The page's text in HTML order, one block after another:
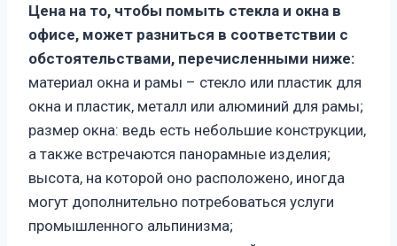
Цена на то, чтобы помыть стекла и окна в
офисе, может разниться в соответствии с
обстоятельствами, перечисленными ниже:
материал окна и рамы – стекло или пластик для
окна и пластик, металл или алюминий для рамы;
размер окна: ведь есть небольшие конструкции,
а также встречаются панорамные изделия;
высота, на которой оно расположено, иногда
могут дополнительно потребоваться услуги
промышленного альпинизма;